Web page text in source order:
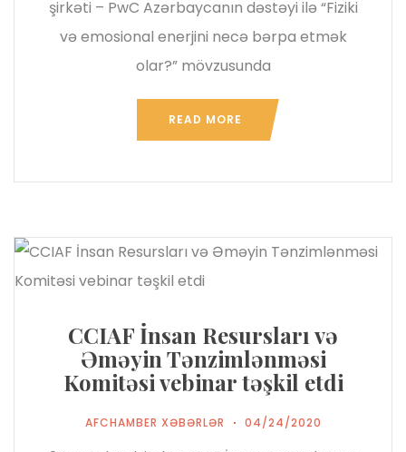
şirkəti – PwC Azərbaycanın dəstəyi ilə “Fiziki
və emosional enerjini necə bərpa etmək
olar?” mövzusunda
READ MORE
CCIAF İnsan Resursları və
Əməyin Tənzimlənməsi
Komitəsi vebinar təşkil etdi
AFCHAMBER XƏBƏRLƏR 04/24/2020